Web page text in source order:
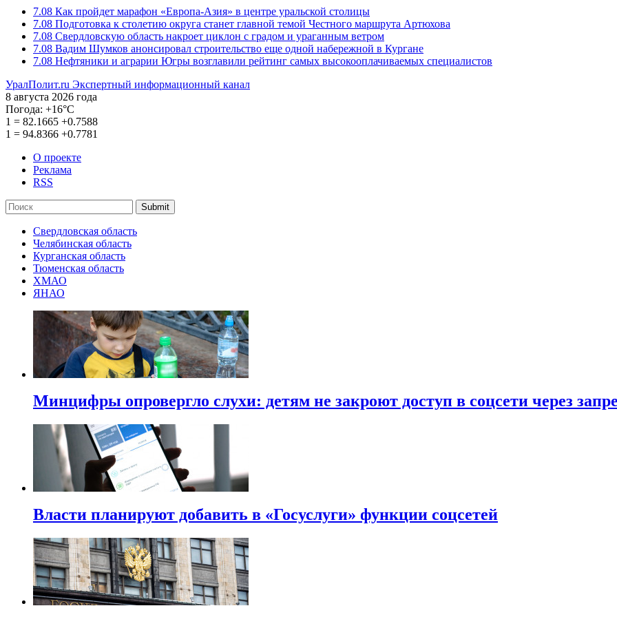
7.08 Как пройдет марафон «Европа-Азия» в центре уральской столицы
7.08 Подготовка к столетию округа станет главной темой Честного маршрута Артюхова
7.08 Свердловскую область накроет циклон с градом и ураганным ветром
7.08 Вадим Шумков анонсировал строительство еще одной набережной в Кургане
7.08 Нефтяники и аграрии Югры возглавили рейтинг самых высокооплачиваемых специалистов
УралПолит.ru Экспертный информационный канал
8 августа 2026 года
Погода: +16°С
1 = 82.1665 +0.7588
1 = 94.8366 +0.7781
О проекте
Реклама
RSS
Submit
Свердловская область
Челябинская область
Курганская область
Тюменская область
ХМАО
ЯНАО
Минцифры опровергло слухи: детям не закроют доступ в соцсети через
Власти планируют добавить в «Госуслуги» функции соцсетей